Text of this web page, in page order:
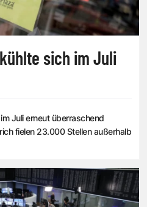
sich im Juli
Juli erneut überraschend
fielen 23.000 Stellen außerhalb